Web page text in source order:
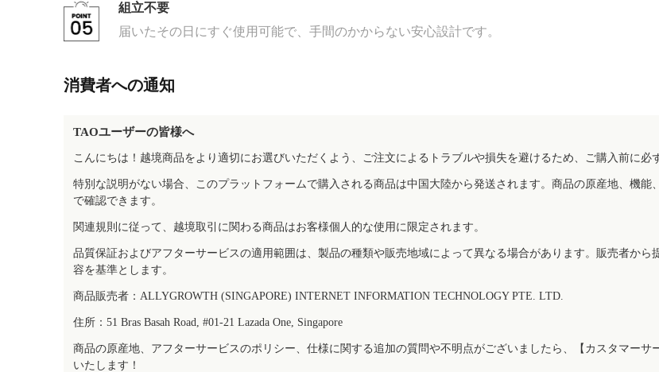
組立不要
届いたその日にすぐ使用可能で、手間のかからない安心設計です。
消費者への通知
TAOユーザーの皆様へ
こんにちは！越境商品をより適切にお選びいただくよう、ご注文によるトラブルや損失を避けるため、ご購入前に必
特別な説明がない場合、このプラットフォームで購入される商品は中国大陸から発送されます。商品の原産地、機
で確認できます。
関連規則に従って、越境取引に関わる商品はお客様個人的な使用に限定されます。
品質保証およびアフターサービスの適用範囲は、製品の種類や販売地域によって異なる場合があります。販売者か
容を基準とします。
商品販売者：ALLYGROWTH (SINGAPORE) INTERNET INFORMATION TECHNOLOGY PTE. LTD.
住所：51 Bras Basah Road, #01-21 Lazada One, Singapore
商品の原産地、アフターサービスのポリシー、仕様に関する追加の質問や不明点がございましたら、【カスタマー
いたします！